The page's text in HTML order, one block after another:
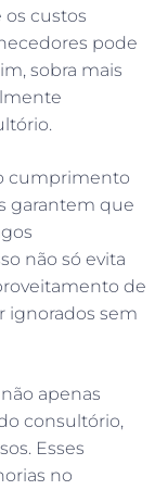
custos
pode
sobra mais
cumprimento
garantem que
não só evita
de
ignorados sem
apenas
consultório,
Esses
no